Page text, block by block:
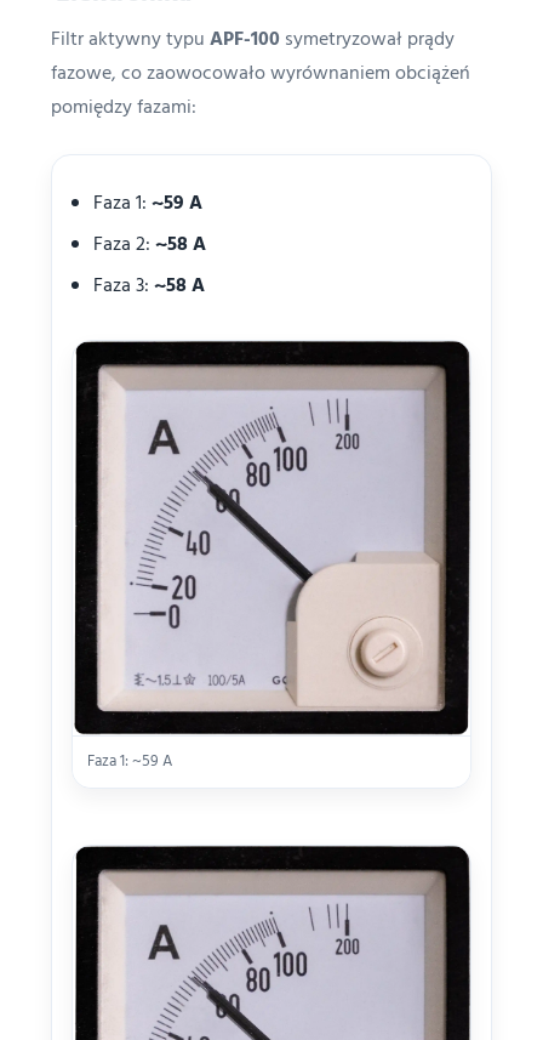
Filtr aktywny typuAPF-100symetryzował prądy
fazowe, co zaowocowało wyrównaniem obciążeń
pomiędzy fazami:
Faza 1:~59 A
Faza 2:~58 A
Faza 3:~58 A
Faza 1: ~59 A